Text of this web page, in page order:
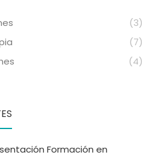
(3)
(7)
(4)
Formación en